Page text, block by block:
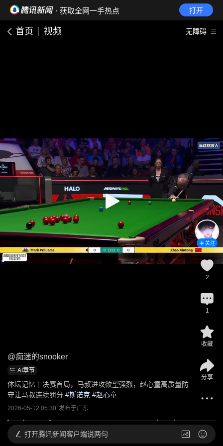
· 获取全网一手热点 打开
首页 视频 无障碍
@痴迷的snooker
AI章节
体坛记忆｜决赛首局，马叔进攻欲望强烈，赵心童高质量防
守让马叔连续罚分 #斯诺克 #赵心童
2026-05-12 05:30 发布于广东
关注
2
1
收藏
分享
打开腾讯新闻客户端说两句